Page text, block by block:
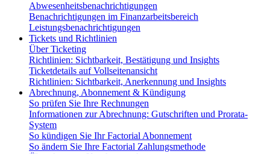
Abwesenheitsbenachrichtigungen
Benachrichtigungen im Finanzarbeitsbereich
Leistungsbenachrichtigungen
Tickets und Richtlinien
Über Ticketing
Richtlinien: Sichtbarkeit, Bestätigung und Insights
Ticketdetails auf Vollseitenansicht
Richtlinien: Sichtbarkeit, Anerkennung und Insights
Abrechnung, Abonnement & Kündigung
So prüfen Sie Ihre Rechnungen
Informationen zur Abrechnung: Gutschriften und Prorata-
System
So kündigen Sie Ihr Factorial Abonnement
So ändern Sie Ihre Factorial Zahlungsmethode